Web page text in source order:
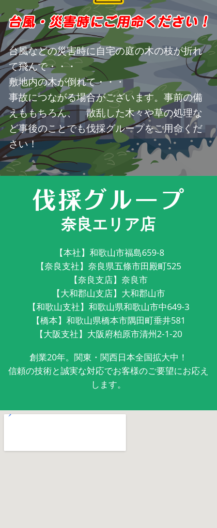
台風などの災害時に自宅の庭の木の枝が折れ
て飛んで・・・
敷地内の木が倒れて・・・
事故につながる場合がございます。事前の備
えももちろん、 散乱した木々や草の処理な
ど事後のことでも伐採グループをご用命くだ
さい！
奈良エリア店
【本社】和歌山市福島659-8
【奈良支社】奈良県五條市田殿町525
【奈良支店】奈良市
【大和郡山支店】大和郡山市
【和歌山支社】和歌山県和歌山市中649-3
【橋本】和歌山県橋本市隅田町垂井581
【大阪支社】大阪府柏原市清州2-1-20
創業20年。関東・関西日本全国拡大中！
信頼の技術と誠実な対応でお客様のご要望にお応え
します。